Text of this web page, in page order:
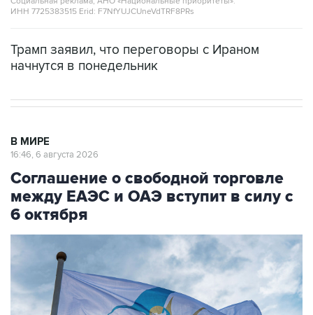
ИНН 7725383515 Erid: F7NfYUJCUneVdTRF8PRs
Трамп заявил, что переговоры с Ираном
начнутся в понедельник
В МИРЕ
16:46, 6 августа 2026
Соглашение о свободной торговле
между ЕАЭС и ОАЭ вступит в силу с
6 октября